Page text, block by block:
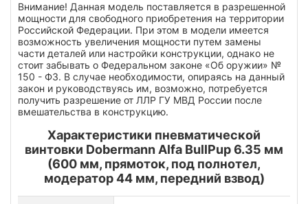
Внимание! Данная модель поставляется в разрешенной
мощности для свободного приобретения на территории
Российской Федерации. При этом в модели имеется
возможность увеличения мощности путем замены
части деталей или настройки конструкции, однако не
стоит забывать о Федеральном законе «Об оружии» №
150 - ФЗ. В случае необходимости, опираясь на данный
закон и руководствуясь им, возможно, потребуется
получить разрешение от ЛЛР ГУ МВД России после
вмешательства в конструкцию.
Характеристики пневматической
винтовки Dobermann Alfa BullPup 6.35 мм
(600 мм, прямоток, под полнотел,
модератор 44 мм, передний взвод)